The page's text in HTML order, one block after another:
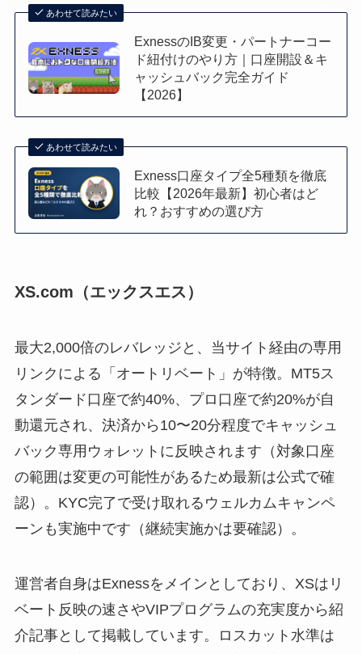
あわせて読みたい
ExnessのIB変更・パートナーコー
ド紐付けのやり方｜口座開設＆キ
ャッシュバック完全ガイド
【2026】
あわせて読みたい
Exness口座タイプ全5種類を徹底
比較【2026年最新】初心者はど
れ？おすすめの選び方
XS.com（エックスエス）
最大2,000倍のレバレッジと、当サイト経由の専用
リンクによる「オートリベート」が特徴。MT5ス
タンダード口座で約40%、プロ口座で約20%が自
動還元され、決済から10〜20分程度でキャッシュ
バック専用ウォレットに反映されます（対象口座
の範囲は変更の可能性があるため最新は公式で確
認）。KYC完了で受け取れるウェルカムキャンペ
ーンも実施中です（継続実施かは要確認）。
運営者自身はExnessをメインとしており、XSはリ
ベート反映の速さやVIPプログラムの充実度から紹
介記事として掲載しています。ロスカット水準は